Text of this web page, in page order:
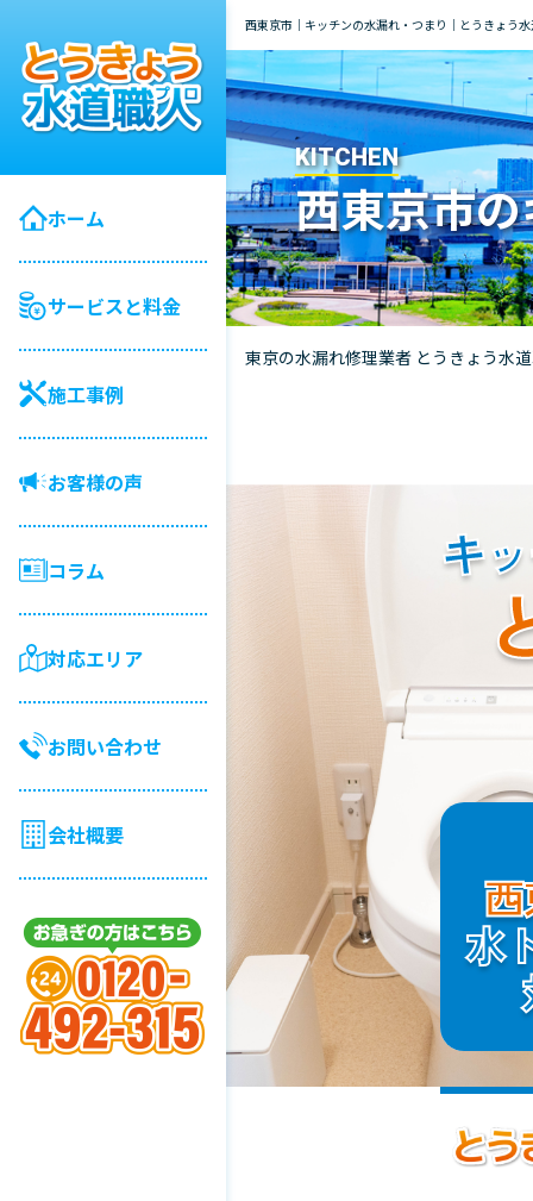
ホーム
サービスと料金
施工事例
お客様の声
コラム
対応エリア
お問い合わせ
会社概要
西東京市｜キッチンの水漏れ・つまり｜とうきょう
KITCHEN
西東京市
東京の水漏れ修理業者 とうきょう水
キ
水